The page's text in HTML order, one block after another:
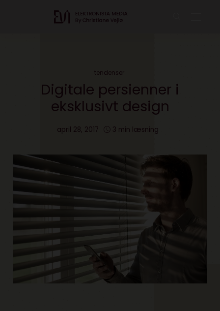
tendenser
Digitale persienner i
eksklusivt design
april 28, 2017 3 min læsning